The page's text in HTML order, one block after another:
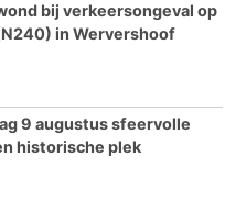
bij verkeersongeval op
in Wervershoof
9 augustus sfeervolle
historische plek